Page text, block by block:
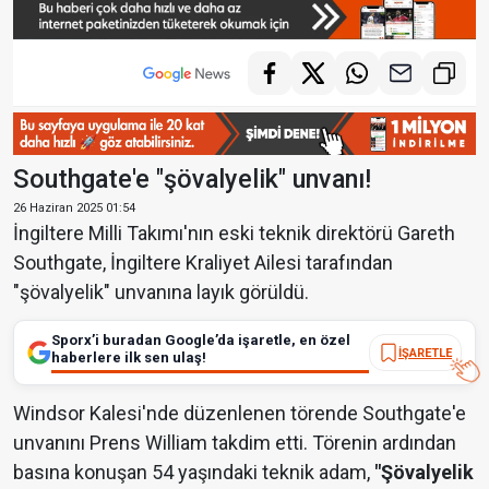
Southgate'e "şövalyelik" unvanı!
26 Haziran 2025 01:54
İngiltere Milli Takımı'nın eski teknik direktörü Gareth
Southgate, İngiltere Kraliyet Ailesi tarafından
"şövalyelik" unvanına layık görüldü.
Sporx’i buradan Google’da işaretle, en özel
haberlere ilk sen ulaş!
İŞARETLE
Windsor Kalesi'nde düzenlenen törende Southgate'e
unvanını Prens William takdim etti. Törenin ardından
basına konuşan 54 yaşındaki teknik adam, "Şövalyelik